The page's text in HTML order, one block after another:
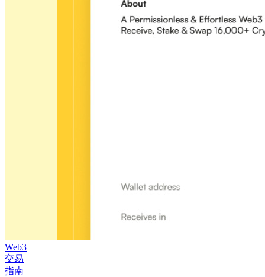
Web3
交易
指南